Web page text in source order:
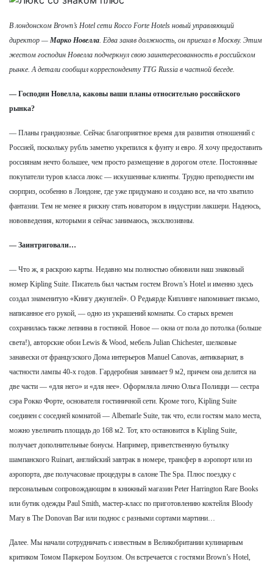
В лондонском Brown’s Hotel сети Rocco Forte Hotels новый управляющий
директор — Марко Новелла . Едва заняв должность, он приехал в Москву. Этим
жестом господин Новелла подчеркнул свою заинтересованность в российском
рынке. А детали сообщил корреспонденту TTG Russia в частной беседе.
— Господин Новелла, каковы ваши планы относительно российского
рынка?
— Планы грандиозные. Сейчас благоприятное время для развития отношений с
Россией, поскольку рубль заметно укрепился к фунту и евро. Я хочу предоставить
россиянам нечто большее, чем просто размещение в дорогом отеле. Постоянные
покупатели туров класса люкс — искушенные клиенты. Трудно преподнести им
сюрприз, особенно в Лондоне, где уже придумано и создано все, на что хватило
фантазии. Тем не менее я рискну стать новатором в индустрии лакшери. Надеюсь,
нововведения, которыми я сейчас занимаюсь, эксклюзивны.
— Заинтриговали…
— Что ж, я раскрою карты. Недавно мы полностью обновили наш знаковый
номер Kipling Suite. Писатель был частым гостем Brown’s Hotel и именно здесь
создал знаменитую «Книгу джунглей». О Редьярде Киплинге напоминает письмо,
написанное его рукой, — одно из украшений комнаты. Со старых времен
сохранилась также лепнина в гостиной. Новое — окна от пола до потолка (больше
света!), авторские обои Lewis & Wood, мебель Julian Chichester, шелковые
занавески от французского Дома интерьеров Manuel Canovas, антиквариат, в
частности лампы 40-х годов. Гардеробная занимает 9 м2, причем она делится на
две части — «для него» и «для нее». Оформляла лично Ольга Полицци — сестра
сэра Рокко Форте, основателя гостиничной сети. Кроме того, Kipling Suite
соединен с соседней комнатой — Albemarle Suite, так что, если гостям мало места,
можно увеличить площадь до 168 м2. Тот, кто остановится в Kipling Suite,
получает дополнительные бонусы. Например, приветственную бутылку
шампанского Ruinart, английский завтрак в номере, трансфер в аэропорт или из
аэропорта, две получасовые процедуры в салоне The Spa. Плюс поездку с
персональным сопровождающим в книжный магазин Peter Harrington Rare Books
или бутик одежды Paul Smith, мастер-класс по приготовлению коктейля Bloody
Mary в The Donovan Bar или поднос с разными сортами мартини…
Далее. Мы начали сотрудничать с известным в Великобритании кулинарным
критиком Томом Паркером Боулзом. Он встречается с гостями Brown’s Hotel,